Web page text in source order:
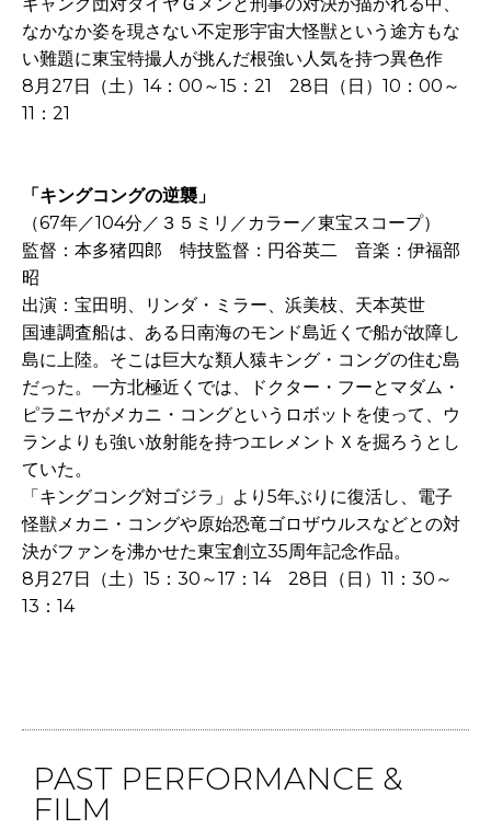
なかなか姿を現さない不定形宇宙大怪獣という途方もな
い難題に東宝特撮人が挑んだ根強い人気を持つ異色作
8月27日（土）14：00～15：21 28日（日）10：00～
11：21
「キングコングの逆襲」
（67年／104分／３５ミリ／カラー／東宝スコープ）
監督：本多猪四郎 特技監督：円谷英二 音楽：伊福部
昭
出演：宝田明、リンダ・ミラー、浜美枝、天本英世
国連調査船は、ある日南海のモンド島近くで船が故障し
島に上陸。そこは巨大な類人猿キング・コングの住む島
だった。一方北極近くでは、ドクター・フーとマダム・
ピラニヤがメカニ・コングというロボットを使って、ウ
ランよりも強い放射能を持つエレメントＸを掘ろうとし
ていた。
「キングコング対ゴジラ」より5年ぶりに復活し、電子
怪獣メカニ・コングや原始恐竜ゴロザウルスなどとの対
決がファンを沸かせた東宝創立35周年記念作品。
8月27日（土）15：30～17：14 28日（日）11：30～
13：14
PAST PERFORMANCE &
FILM